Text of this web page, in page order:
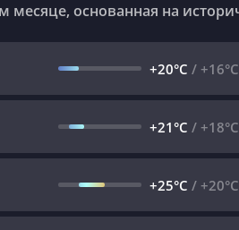
месяце, основанная на
+20°C / +16°C
+21°C / +18°C
+25°C / +20°C